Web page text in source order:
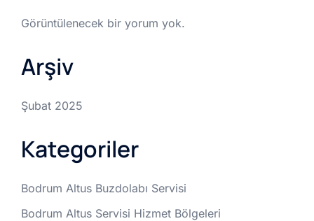
Görüntülenecek bir yorum yok.
Arşiv
Şubat 2025
Kategoriler
Bodrum Altus Buzdolabı Servisi
Bodrum Altus Servisi Hizmet Bölgeleri